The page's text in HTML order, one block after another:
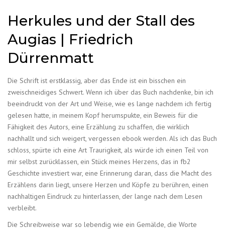
Herkules und der Stall des
Augias | Friedrich
Dürrenmatt
Die Schrift ist erstklassig, aber das Ende ist ein bisschen ein
zweischneidiges Schwert. Wenn ich über das Buch nachdenke, bin ich
beeindruckt von der Art und Weise, wie es lange nachdem ich fertig
gelesen hatte, in meinem Kopf herumspukte, ein Beweis für die
Fähigkeit des Autors, eine Erzählung zu schaffen, die wirklich
nachhallt und sich weigert, vergessen ebook werden. Als ich das Buch
schloss, spürte ich eine Art Traurigkeit, als würde ich einen Teil von
mir selbst zurücklassen, ein Stück meines Herzens, das in fb2
Geschichte investiert war, eine Erinnerung daran, dass die Macht des
Erzählens darin liegt, unsere Herzen und Köpfe zu berühren, einen
nachhaltigen Eindruck zu hinterlassen, der lange nach dem Lesen
verbleibt.
Die Schreibweise war so lebendig wie ein Gemälde, die Worte